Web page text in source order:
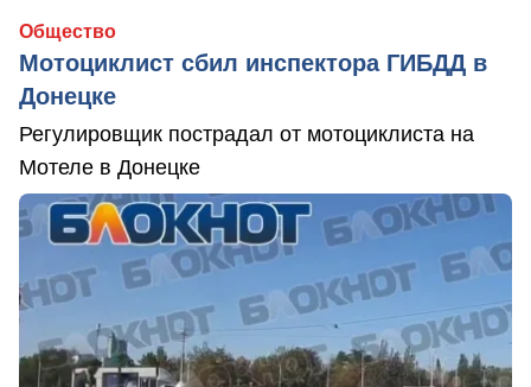
Общество
Мотоциклист сбил инспектора ГИБДД в
Донецке
Регулировщик пострадал от мотоциклиста на
Мотеле в Донецке